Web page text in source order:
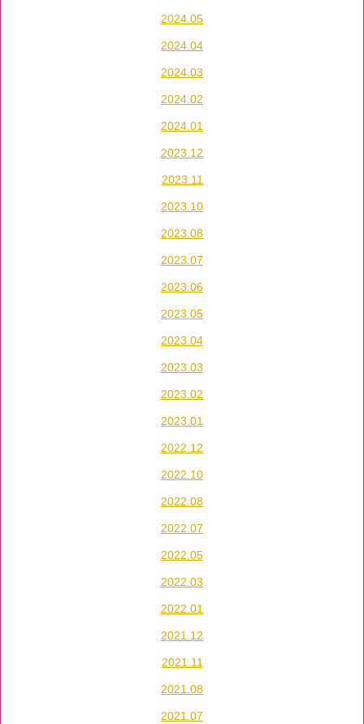
2024.05
2024.04
2024.03
2024.02
2024.01
2023.12
2023.11
2023.10
2023.08
2023.07
2023.06
2023.05
2023.04
2023.03
2023.02
2023.01
2022.12
2022.10
2022.08
2022.07
2022.05
2022.03
2022.01
2021.12
2021.11
2021.08
2021.07